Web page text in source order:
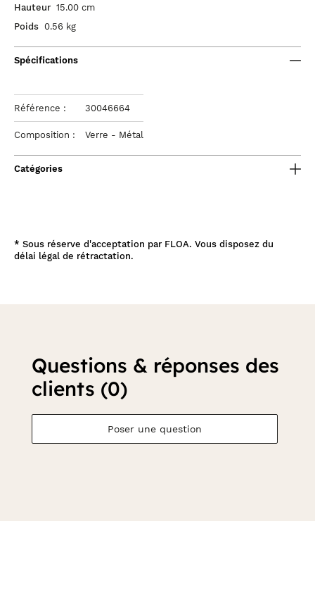
Hauteur 15.00 cm
Poids 0.56 kg
Spécifications
Référence : 30046664
Composition : Verre - Métal
Catégories
* Sous réserve d'acceptation par FLOA. Vous disposez du
délai légal de rétractation.
Questions & réponses des
clients (0)
Poser une question